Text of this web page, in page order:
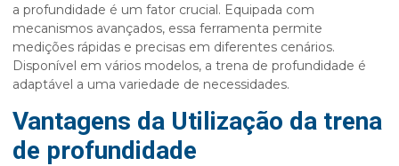
a profundidade é um fator crucial. Equipada com
mecanismos avançados, essa ferramenta permite
medições rápidas e precisas em diferentes cenários.
Disponível em vários modelos, a trena de profundidade é
adaptável a uma variedade de necessidades.
Vantagens da Utilização da trena
de profundidade